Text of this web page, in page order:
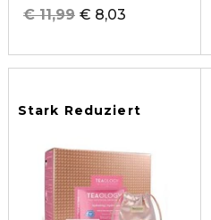
€ 8,03
€ 11,99
Stark Reduziert